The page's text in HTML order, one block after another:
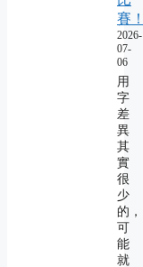
賽！
2026-
07-
06
用
字
差
異
其
實
很
少
的，
可
能
就